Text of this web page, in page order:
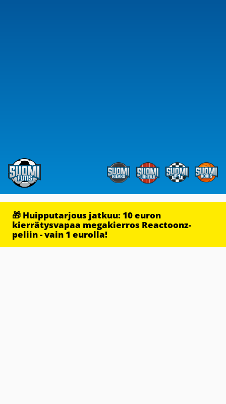
🎁 Huipputarjous jatkuu: 10 euron
kierrätysvapaa megakierros Reactoonz-
peliin - vain 1 eurolla!